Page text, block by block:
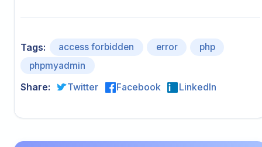
Tags: access forbidden error
php
phpmyadmin
Share: Twitter Facebook LinkedIn